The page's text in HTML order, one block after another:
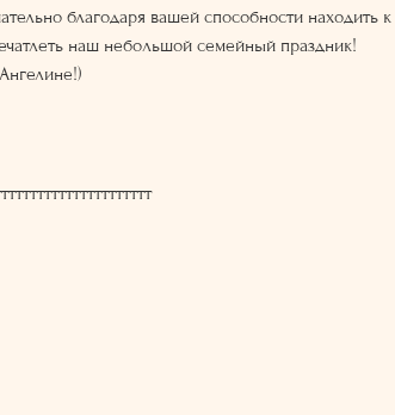
благодаря вашей способности находить
наш небольшой семейный праздник!